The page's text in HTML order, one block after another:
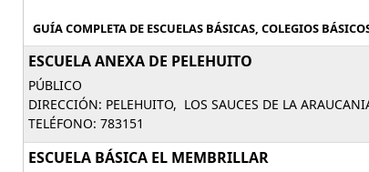
GUÍA COMPLETA DE ESCUELAS BÁSICAS, COLEGIOS
ESCUELA ANEXA DE PELEHUITO
PÚBLICO
DIRECCIÓN: PELEHUITO, LOS SAUCES DE LA
TELÉFONO: 783151
ESCUELA BÁSICA EL MEMBRILLAR